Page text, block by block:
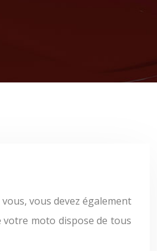
vous devez également
moto dispose de tous